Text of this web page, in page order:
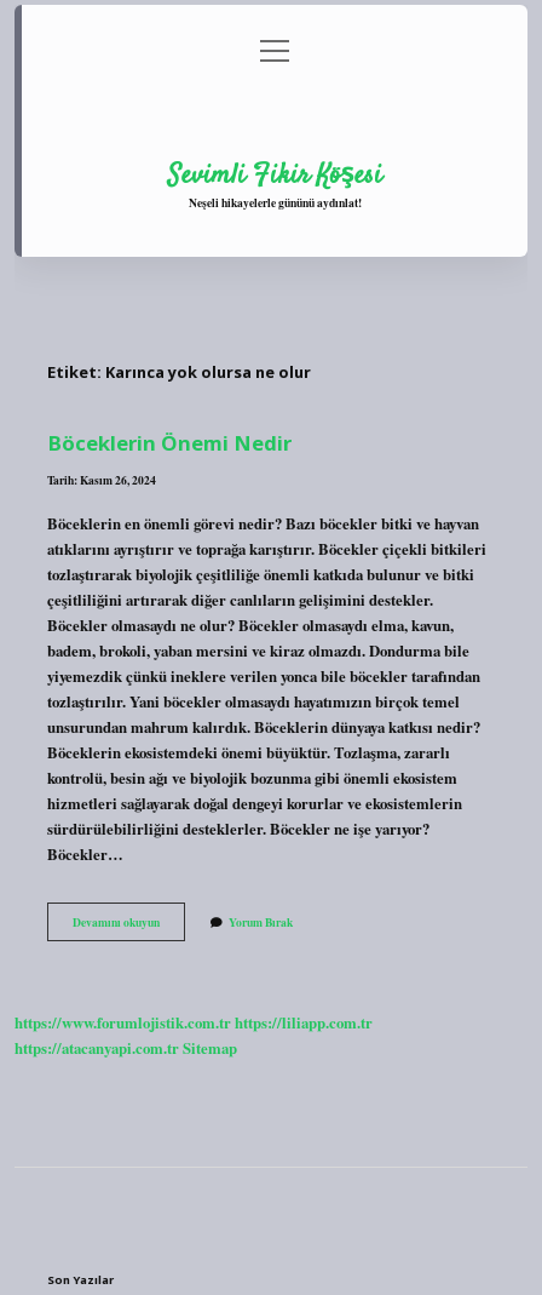
Gizlilik Politikası
menüyü
aç
Sevimli Fikir Köşesi
Neşeli hikayelerle gününü aydınlat!
Etiket: Karınca yok olursa ne olur
Böceklerin Önemi Nedir
Tarih: Kasım 26, 2024
Böceklerin en önemli görevi nedir? Bazı böcekler bitki ve hayvan
atıklarını ayrıştırır ve toprağa karıştırır. Böcekler çiçekli bitkileri
tozlaştırarak biyolojik çeşitliliğe önemli katkıda bulunur ve bitki
çeşitliliğini artırarak diğer canlıların gelişimini destekler.
Böcekler olmasaydı ne olur? Böcekler olmasaydı elma, kavun,
badem, brokoli, yaban mersini ve kiraz olmazdı. Dondurma bile
yiyemezdik çünkü ineklere verilen yonca bile böcekler tarafından
tozlaştırılır. Yani böcekler olmasaydı hayatımızın birçok temel
unsurundan mahrum kalırdık. Böceklerin dünyaya katkısı nedir?
Böceklerin ekosistemdeki önemi büyüktür. Tozlaşma, zararlı
kontrolü, besin ağı ve biyolojik bozunma gibi önemli ekosistem
hizmetleri sağlayarak doğal dengeyi korurlar ve ekosistemlerin
sürdürülebilirliğini desteklerler. Böcekler ne işe yarıyor?
Böcekler…
Devamını okuyunBöceklerin
Önemi
Yorum Bırak
https://www.forumlojistik.com.trhttps://liliapp.com.tr
https://atacanyapi.com.trSitemap
Son Yazılar